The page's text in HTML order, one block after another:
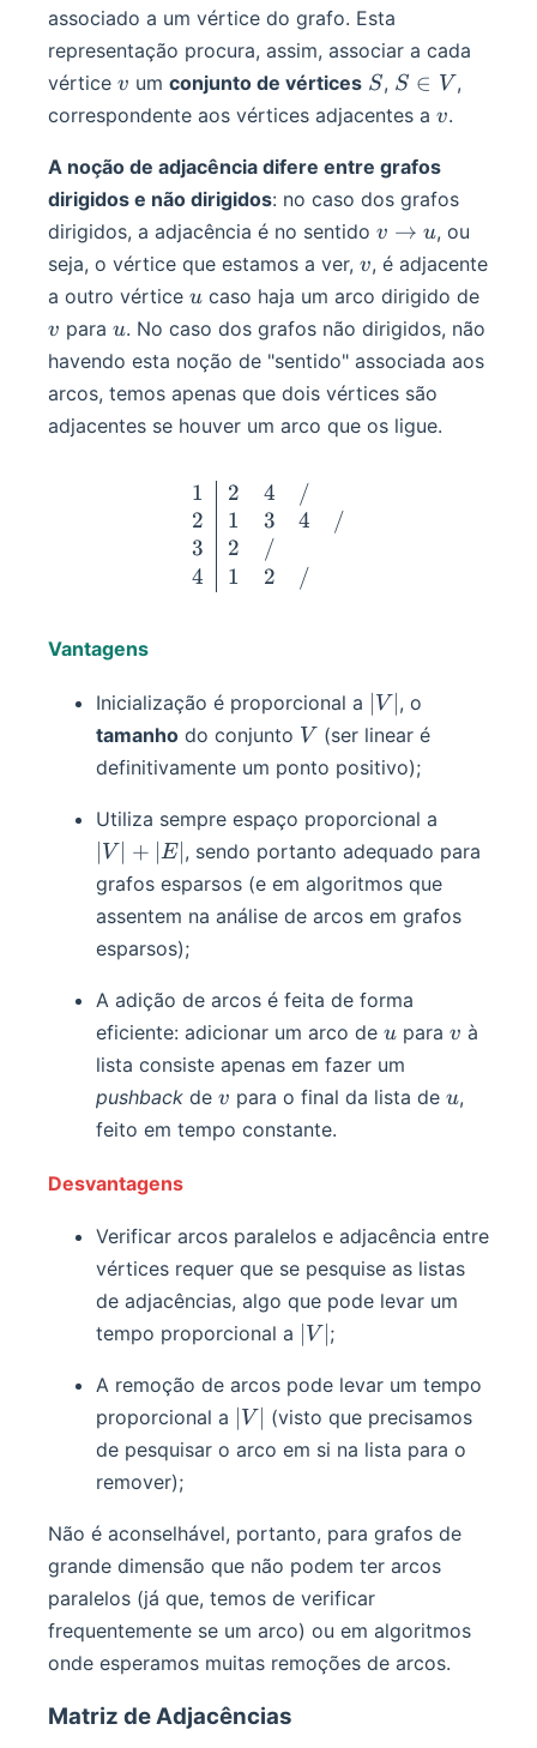
associado a um vértice do grafo. Esta
representação procura, assim, associar a cada
vértice v
v um conjunto de vértices S
S, S
\in
S ∈ V ,
correspondente aos vértices adjacentes a v
v.
A noção de adjacência difere entre grafos
dirigidos e não dirigidos: no caso dos grafos
dirigidos, a adjacência é no sentido v
\to
v → u, ou
seja, o vértice que estamos a ver, v
v, é adjacente
a outro vértice u
u caso haja um arco dirigido de
v para u
u. No caso dos grafos não dirigidos, não
havendo esta noção de "sentido" associada aos
arcos, temos apenas que dois vértices são
adjacentes se houver um arco que os ligue.
\begin{darray}{l|r r r r}
1
2
3
4
2
1
2
1
4
3
/
2
/
4
/
/
Vantagens
Inicialização é proporcional a |V|
∣ V ∣, o
tamanho do conjunto V
V (ser linear é
definitivamente um ponto positivo);
Utiliza sempre espaço proporcional a
∣ V ∣ + ∣ E∣, sendo portanto adequado para
grafos esparsos (e em algoritmos que
assentem na análise de arcos em grafos
esparsos);
A adição de arcos é feita de forma
eficiente: adicionar um arco de u
u para v
v à
lista consiste apenas em fazer um
pushback de v
v para o final da lista de u
u,
feito em tempo constante.
Desvantagens
Verificar arcos paralelos e adjacência entre
vértices requer que se pesquise as listas
de adjacências, algo que pode levar um
tempo proporcional a |V|
V ;
A remoção de arcos pode levar um tempo
proporcional a |V|
V
(visto que precisamos
de pesquisar o arco em si na lista para o
remover);
Não é aconselhável, portanto, para grafos de
grande dimensão que não podem ter arcos
paralelos (já que, temos de verificar
frequentemente se um arco) ou em algoritmos
onde esperamos muitas remoções de arcos.
Matriz de Adjacências